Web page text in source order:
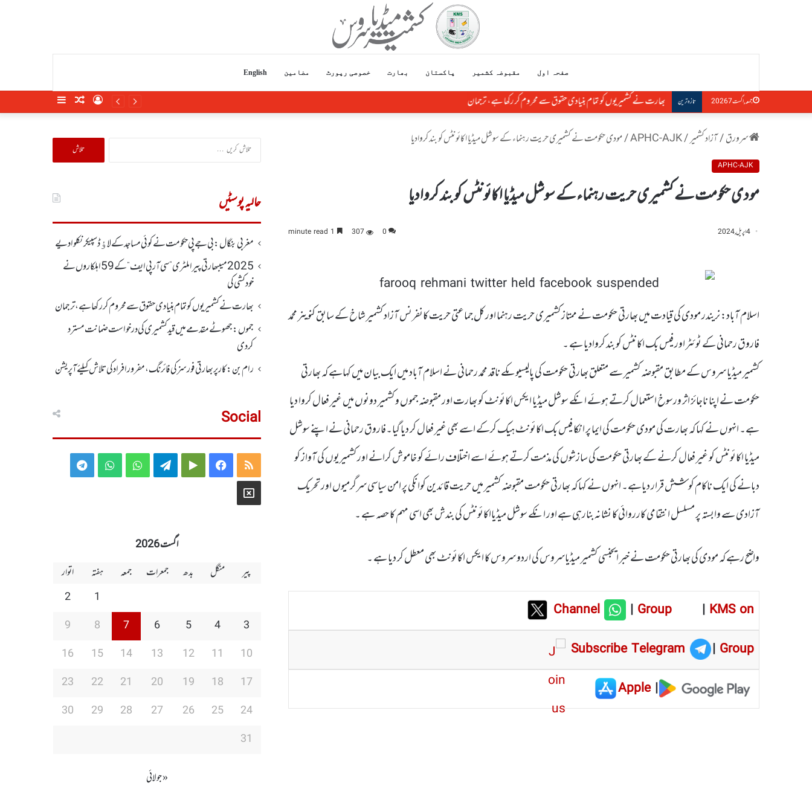
صفحہ اول مقبوضہ کشمیر پاکستان بھارت خصوصی رپورٹ مضامین English
جمعہ, اگست 7 2026 تازہ ترین بھارت نے کشمیریوں کو تمام بنیادی حقوق سے محروم کر رکھا ہے، ترجمان SidebarRandomLog
سرورق/آزاد کشمیر/
APHC-AJK
/مودی حکومت نے کشمیری حریت رہنماء کے سوشل میڈیا اکائونٹس کو بند کروادیا
APHC-AJK
مودی حکومت نے کشمیری حریت رہنماء کے سوشل میڈیا اکائونٹس کو بند کروادیا
4 اپریل, 2024 0
307
اسلام آباد: نریندر مودی کی قیادت میں بھارتی حکومت نے ممتاز کشمیری حریت رہنما اور کل جماعتی حریت کانفرنس آزاد کشمیر شاخ کے سابق کنوینر محمد
فاروق رحمانی کے ٹوئٹر اور فیس بک اکانٹس کو بند کروادیا ہے ۔
کشمیر میڈیا سروس کے مطابق مقبوضہ کشمیر سے متعلق بھارتی حکومت کی پالیسیوںکے ناقد محمد رحمانی نے اسلام آباد میں ایک بیان میں کہاہے کہ بھارتی
حکومت نے اپنا ناجائز اثر ورسوخ استعمال کرتے ہوئے انکے سوشل میڈیا ایکس اکائونٹ کو بھارت اور مقبوضہ جموں و کشمیر دونوں میں غیر فعال کروا دیا
ہے۔ انہوں نے کہا کہ بھارت کی مودی حکومت کی ایما پر انکا فیس بک اکائونٹ ہیک کرکے اسے بھی غیر فعال کر دیا گیا۔فاروق رحمانی نے اپنے سوشل
میڈیا اکائونٹس کو غیر فعال کرنے کے بھارتی حکومت کی سازشوں کی مذمت کرتے ہوئے اسے اختلاف رائے کو خاموش کرانے اور کشمیریوں کی آواز کو
دبانے کی ایک ناکام کوشش قرار دیاہے۔ انہوں نے کہا کہ بھارتی حکومت مقبوضہ کشمیر میں حریت قائدین کوانکی پر امن سیاسی سرگرمیوں اور تحریک
آزادی سے وابستہ پر مسلسل انتقامی کارروائی کا نشانہ بنارہی ہے اور انکے سوشل میڈیااکائونٹس کی بندش بھی اسی مہم کا حصہ ہے ۔
واضح رہے کہ مودی کی بھارتی حکومت نے خبر ایجنسی کشمیر میڈیاسروس کی اردو سروس کا ایکس اکائونٹ بھی معطل کر دیا ہے ۔
Channel |Group | KMS on
Subscribe Telegram
| Group
|
Apple
تلاش
کریں
حالیہ پوسٹیں
مغربی بنگال: بی جے پی حکومت نے کوئی مساجد کے لاﺅڈ سپیکر نکلوا دیے
2025 میںبھارتی پیرا ملٹری ”سی آر پی ایف“ کے 59 اہلکاروں نے
خودکشی کی
بھارت نے کشمیریوں کو تمام بنیادی حقوق سے محروم کر رکھا ہے، ترجمان
جموں :جھوٹے مقدمے میں قید کشمیری کی درخواست ضمانت مسترد
کردی
رام بن : کار پربھارتی فورسز کی فائرنگ،مفرور افراد کی تلاش کیلئے آپریشن
Social
RSS
Facebook
Google
Telegram
WhatsApp
WhatsApp
Telegram
X
اگست 2026
پیر
منگل بدھ جمعرات جمعہ ہفتہ
اتوار
1
2
3
4
5
6
7
8
9
10
11
12
13
14
15
16
17
18
19
20
21
22
23
24
25
26
27
28
29
30
31
« جولائی